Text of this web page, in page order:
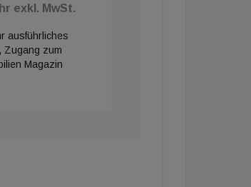
exkl. MwSt.
ausführliches
Zugang zum
Magazin